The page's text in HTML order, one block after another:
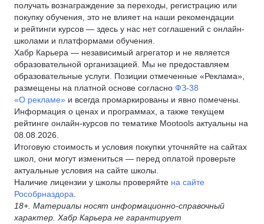
получать вознаграждение за переходы, регистрацию или
покупку обучения, это не влияет на наши рекомендации
и рейтинги курсов — здесь у нас нет соглашений с онлайн-
школами и платформами обучения.
Хабр Карьера — независимый агрегатор и не является
образовательной организацией. Мы не предоставляем
образовательные услуги. Позиции отмеченные «Реклама»,
размещены на платной основе согласно ФЗ-38
«О рекламе» и всегда промаркированы и явно помечены.
Информация о ценах и программах, а также текущем
рейтинге онлайн-курсов по тематике Mootools актуальны на
08.08.2026.
Итоговую стоимость и условия покупки уточняйте на сайтах
школ, они могут измениться — перед оплатой проверьте
актуальные условия на сайте школы.
Наличие лицензии у школы проверяйте на сайте
Рособрназдора
18+. Материалы носят информационно-справочный
характер. Хабр Карьера не гарантирует